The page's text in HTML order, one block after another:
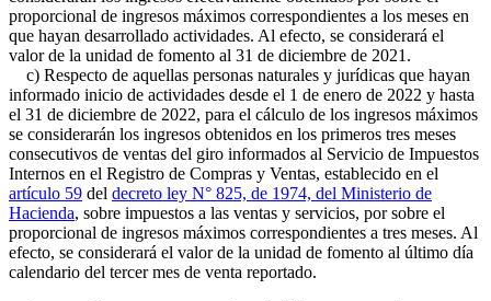
proporcional de ingresos máximos correspondientes a los meses en
que hayan desarrollado actividades. Al efecto, se considerará el
valor de la unidad de fomento al 31 de diciembre de 2021.
c) Respecto de aquellas personas naturales y jurídicas que hayan
informado inicio de actividades desde el 1 de enero de 2022 y hasta
el 31 de diciembre de 2022, para el cálculo de los ingresos máximos
se considerarán los ingresos obtenidos en los primeros tres meses
consecutivos de ventas del giro informados al Servicio de Impuestos
Internos en el Registro de Compras y Ventas, establecido en el
artículo 59 del decreto ley N° 825, de 1974, del Ministerio de
Hacienda, sobre impuestos a las ventas y servicios, por sobre el
proporcional de ingresos máximos correspondientes a tres meses. Al
efecto, se considerará el valor de la unidad de fomento al último día
calendario del tercer mes de venta reportado.